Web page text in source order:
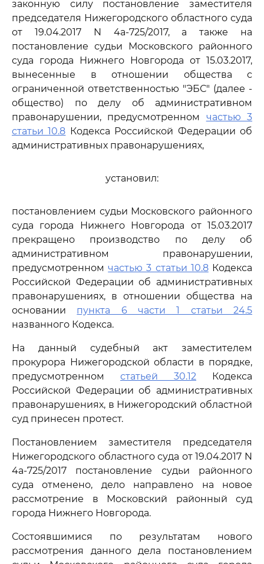
законную силу постановление заместителя
председателя Нижегородского областного суда
от 19.04.2017 N 4а-725/2017, а также на
постановление судьи Московского районного
суда города Нижнего Новгорода от 15.03.2017,
вынесенные в отношении общества с
ограниченной ответственностью "ЭБС" (далее -
общество) по делу об административном
правонарушении, предусмотренном частью 3
статьи 10.8 Кодекса Российской Федерации об
административных правонарушениях,
установил:
постановлением судьи Московского районного
суда города Нижнего Новгорода от 15.03.2017
прекращено производство по делу об
административном правонарушении,
предусмотренномчастью 3 статьи 10.8Кодекса
Российской Федерации об административных
правонарушениях, в отношении общества на
основании пункта 6 части 1 статьи 24.5
названного Кодекса.
На данный судебный акт заместителем
прокурора Нижегородской области в порядке,
предусмотренном статьей 30.12 Кодекса
Российской Федерации об административных
правонарушениях, в Нижегородский областной
суд принесен протест.
Постановлением заместителя председателя
Нижегородского областного суда от 19.04.2017 N
4а-725/2017 постановление судьи районного
суда отменено, дело направлено на новое
рассмотрение в Московский районный суд
города Нижнего Новгорода.
Состоявшимися по результатам нового
рассмотрения данного дела постановлением